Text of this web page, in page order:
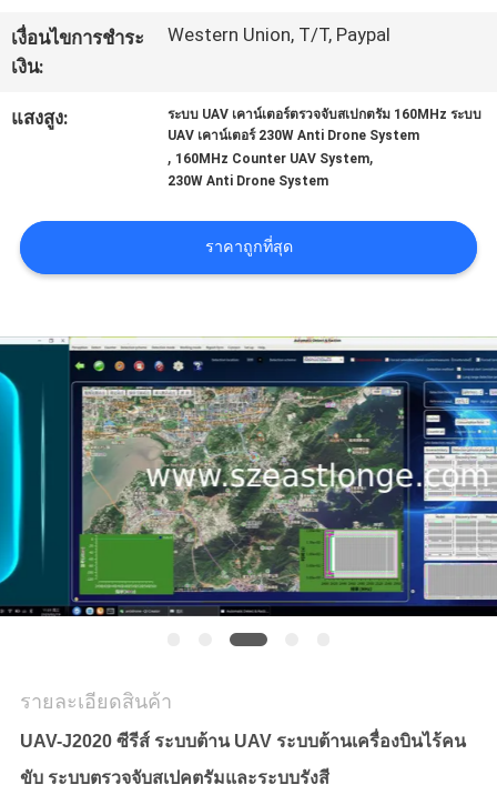
โรงงาน
ติดต่อ
เรา
ข่าว
กรณี
เสนอ
ราคา
เงื่อนไขการชำระ
เงิน:
Western Union, T/T, Paypal
แสงสูง:
ระบบ UAV เคาน์เตอร์ตรวจจับสเปกตรัม 160MHz ระบบ
UAV เคาน์เตอร์ 230W Anti Drone System
, 160MHz Counter UAV System,
230W Anti Drone System
ราคาถูกที่สุด
รายละเอียดสินค้า
UAV-J2020 ซีรีส์ ระบบต้าน UAV ระบบต้านเครื่องบินไร้คน
ขับ ระบบตรวจจับสเปคตรัมและระบบรังสี